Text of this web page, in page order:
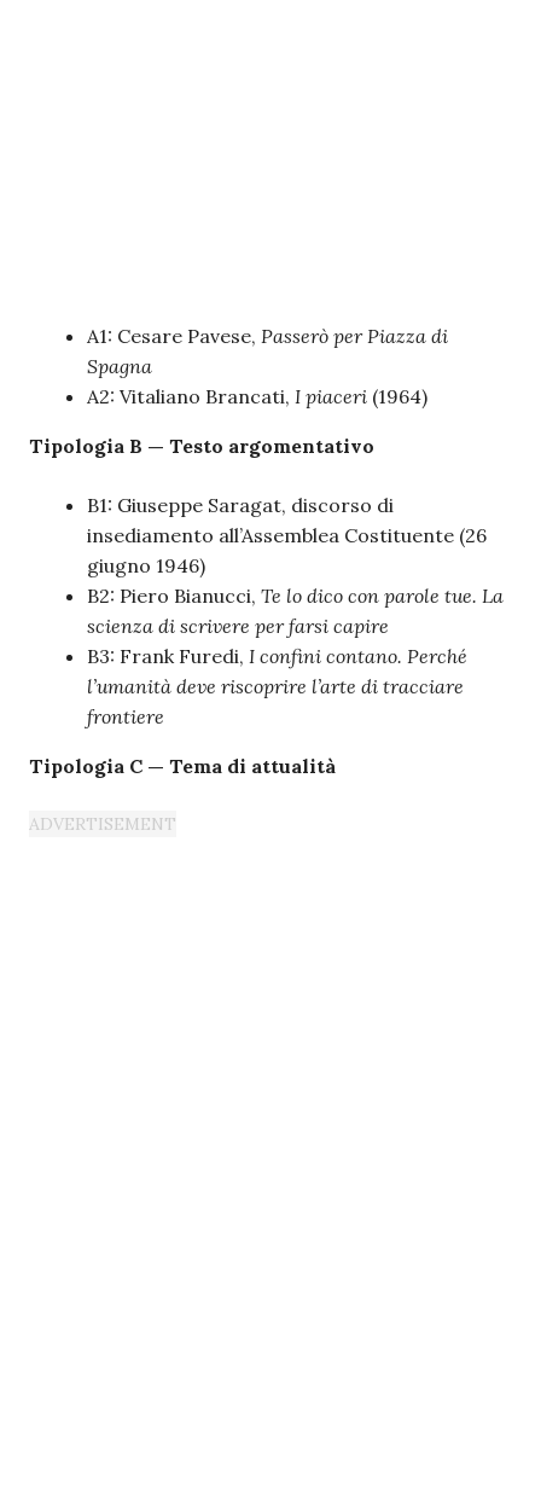
A1: Cesare Pavese, Passerò per Piazza di
Spagna
A2: Vitaliano Brancati, I piaceri (1964)
Tipologia B — Testo argomentativo
B1: Giuseppe Saragat, discorso di
insediamento all’Assemblea Costituente (26
giugno 1946)
B2: Piero Bianucci, Te lo dico con parole tue. La
scienza di scrivere per farsi capire
B3: Frank Furedi, I confini contano. Perché
l’umanità deve riscoprire l’arte di tracciare
frontiere
Tipologia C — Tema di attualità